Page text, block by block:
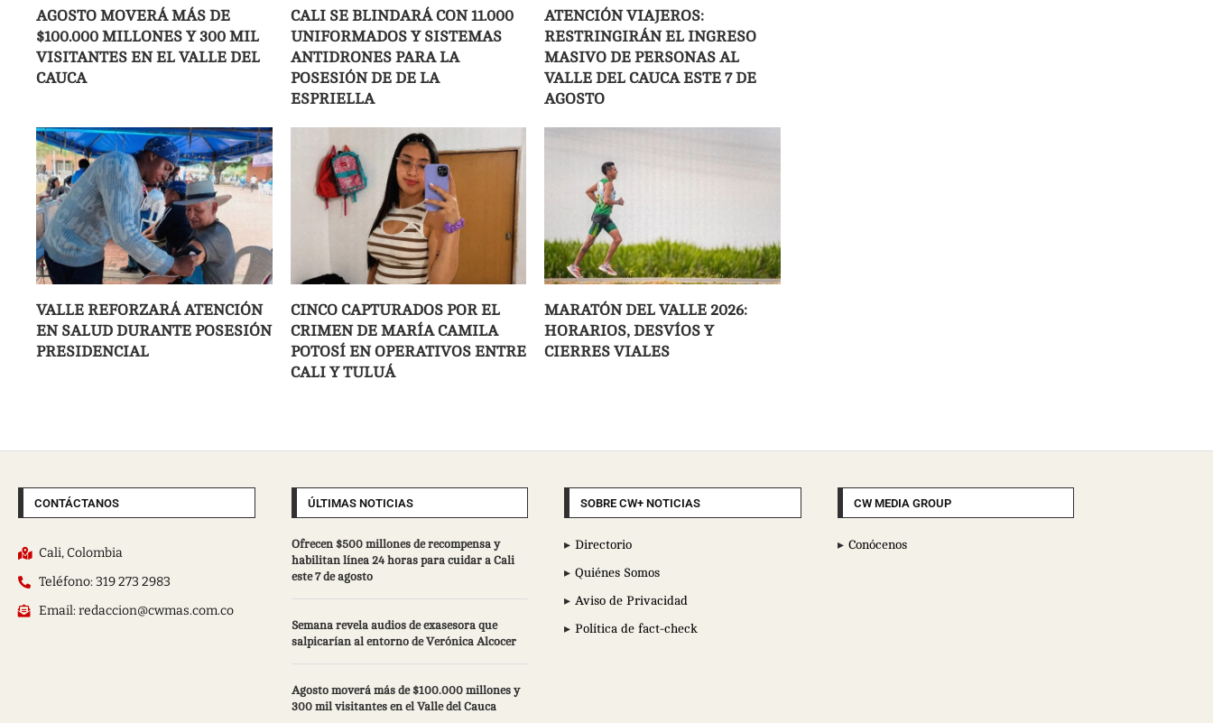
AGOSTO MOVERÁ MÁS DE
$100.000 MILLONES Y 300 MIL
VISITANTES EN EL VALLE DEL
CAUCA
CALI SE BLINDARÁ CON 11.000
UNIFORMADOS Y SISTEMAS
ANTIDRONES PARA LA
POSESIÓN DE DE LA
ESPRIELLA
ATENCIÓN VIAJEROS:
RESTRINGIRÁN EL INGRESO
MASIVO DE PERSONAS AL
VALLE DEL CAUCA ESTE 7 DE
AGOSTO
VALLE REFORZARÁ ATENCIÓN
EN SALUD DURANTE POSESIÓN
PRESIDENCIAL
CINCO CAPTURADOS POR EL
CRIMEN DE MARÍA CAMILA
POTOSÍ EN OPERATIVOS ENTRE
CALI Y TULUÁ
MARATÓN DEL VALLE 2026:
HORARIOS, DESVÍOS Y
CIERRES VIALES
CONTÁCTANOS
Cali, Colombia
Teléfono: 319 273 2983
Email: redaccion@cwmas.com.co
ÚLTIMAS NOTICIAS
Ofrecen $500 millones de recompensa y
habilitan línea 24 horas para cuidar a Cali
este 7 de agosto
Semana revela audios de exasesora que
salpicarían al entorno de Verónica Alcocer
Agosto moverá más de $100.000 millones y
300 mil visitantes en el Valle del Cauca
SOBRE CW+ NOTICIAS
Directorio
Quiénes Somos
Aviso de Privacidad
Política de fact-check
CW MEDIA GROUP
Conócenos